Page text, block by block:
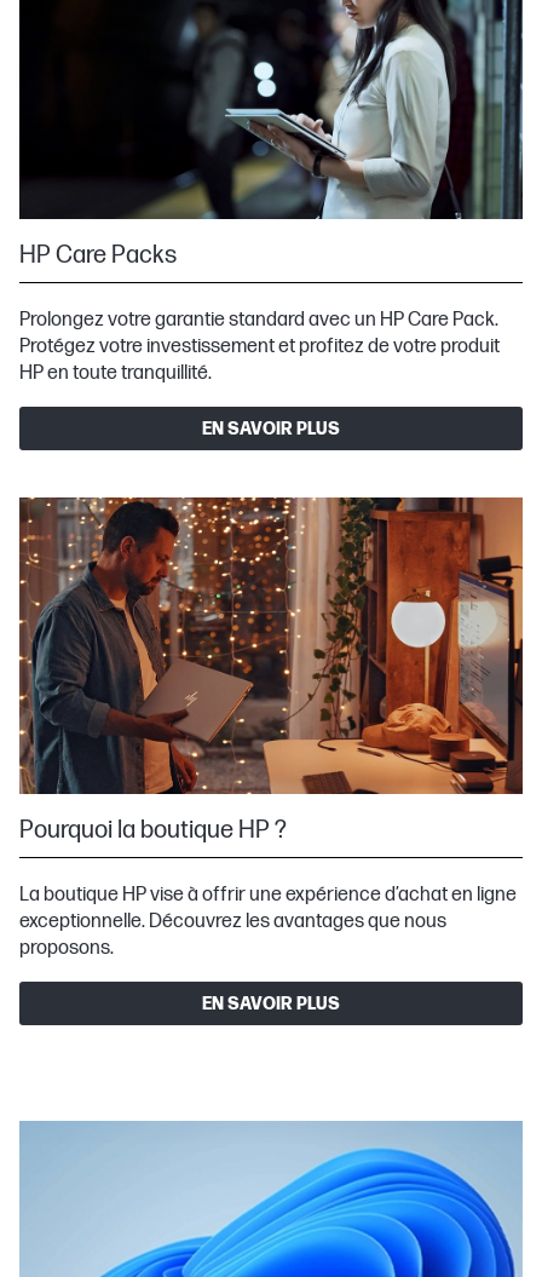
HP Care Packs
Prolongez votre garantie standard avec un HP Care Pack.
Protégez votre investissement et profitez de votre produit
HP en toute tranquillité.
EN SAVOIR PLUS
Pourquoi la boutique HP ?
La boutique HP vise à offrir une expérience d’achat en ligne
exceptionnelle. Découvrez les avantages que nous
proposons.
EN SAVOIR PLUS